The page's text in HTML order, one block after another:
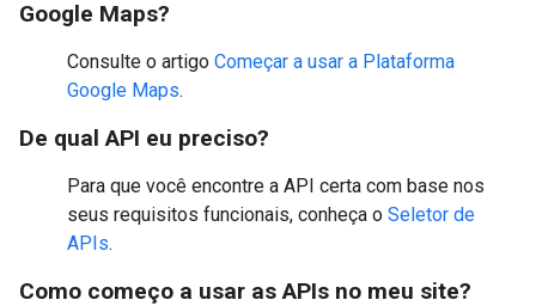
Google Maps?
Consulte o artigo Começar a usar a Plataforma
Google Maps.
De qual API eu preciso?
Para que você encontre a API certa com base nos
seus requisitos funcionais, conheça o Seletor de
APIs.
Como começo a usar as APIs no meu site?